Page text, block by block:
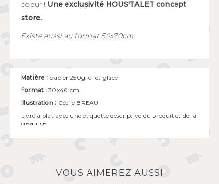
coeur ! Une exclusivité HOUS'TALET concept
store.
Existe aussi au format 50x70cm
Matière : papier 250g, effet glacé
Format :30x40 cm
Illustration : Cécile BREAU
Livré à plat avec une étiquette descriptive du produit et de la
créatrice.
VOUS AIMEREZ AUSSI